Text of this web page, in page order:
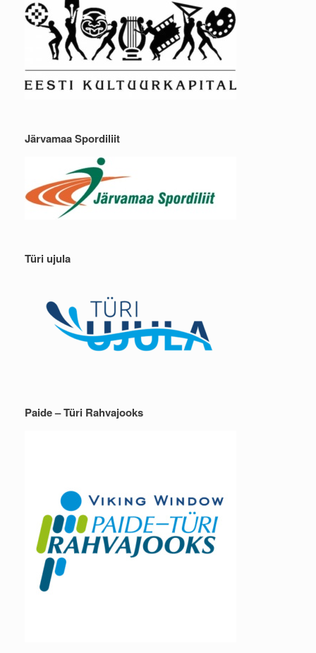
Järvamaa Spordiliit
Türi ujula
Paide – Türi Rahvajooks